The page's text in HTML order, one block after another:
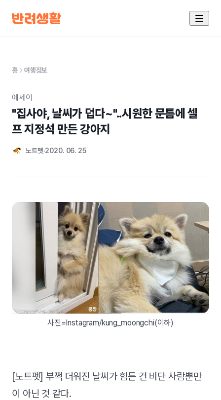
홈 여행정보
에세이
"집사야, 날씨가 덥다~"..시원한 문틈에 셀
프 지정석 만든 강아지
노트펫 2020. 06. 25
사진=Instagram/kung_moongchi(이하)
[노트펫] 부쩍 더워진 날씨가 힘든 건 비단 사람뿐만
이 아닌 것 같다.